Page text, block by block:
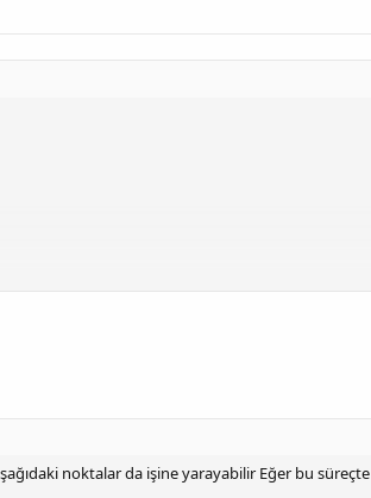
noktalar da işine yarayabilir Eğer bu süreçte